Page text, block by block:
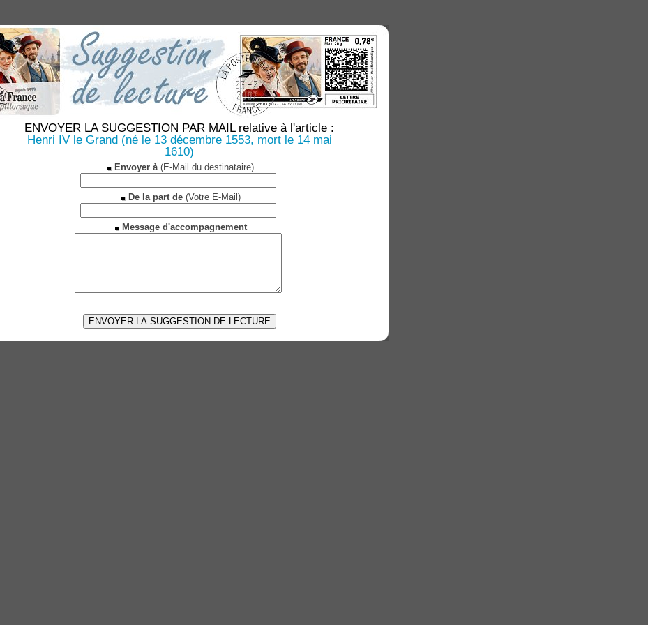
ENVOYER LA SUGGESTION PAR MAIL relative à l'article :
Henri IV le Grand (né le 13 décembre 1553, mort le 14 mai
1610)
Envoyer à(E-Mail du destinataire)
De la part de(Votre E-Mail)
Message d'accompagnement